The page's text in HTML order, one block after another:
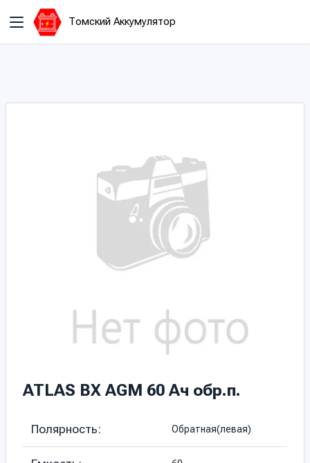
Томский Аккумулятор
ATLAS BX AGM 60 Ач обр.п.
Полярность: Обратная(левая)